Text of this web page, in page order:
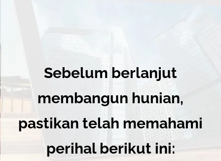
Sebelum berlanjut
membangun hunian,
pastikan telah memahami
perihal berikut ini: